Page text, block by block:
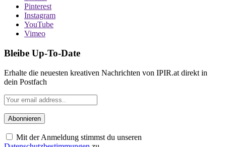
Pinterest
Instagram
YouTube
Vimeo
Bleibe Up-To-Date
Erhalte die neuesten kreativen Nachrichten von IPIR.at direkt in
dein Postfach
Mit der Anmeldung stimmst du unseren